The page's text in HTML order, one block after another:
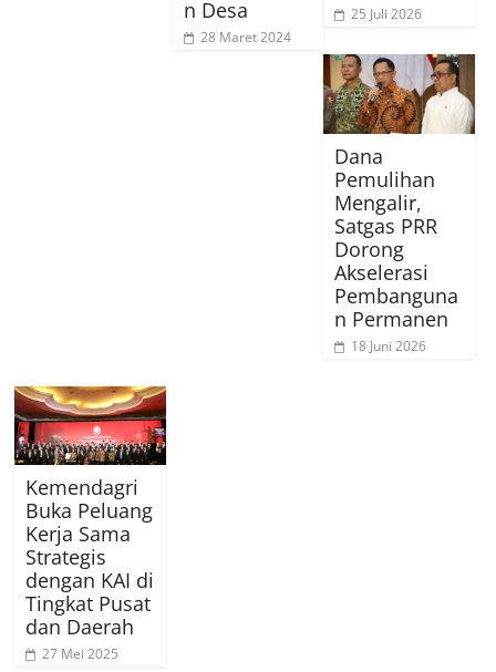
n Desa
28 Maret 2024
25 Juli 2026
Dana
Pemulihan
Mengalir,
Satgas PRR
Dorong
Akselerasi
Pembanguna
n Permanen
18 Juni 2026
Kemendagri
Buka Peluang
Kerja Sama
Strategis
dengan KAI di
Tingkat Pusat
dan Daerah
27 Mei 2025